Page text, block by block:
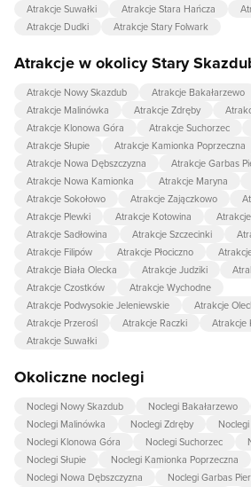
Atrakcje Suwałki
Atrakcje Stara Hańcza
Atrakcje Dudki
Atrakcje Stary Folwark
Atrakcje w okolicy Stary
Atrakcje Nowy Skazdub Atrakcje Bakałarzewo
Atrakcje Malinówka
Atrakcje Zdręby
Atrakcje Klonowa Góra
Atrakcje Suchorzec
Atrakcje Słupie
Atrakcje Kamionka Poprzeczna
Atrakcje Nowa Dębszczyzna
Atrakcje Garbas
Atrakcje Nowa Kamionka
Atrakcje Maryna
Atrakcje Sokołowo
Atrakcje Zajączkowo
Atrakcje Plewki
Atrakcje Kotowina
Atrakcje Sadłowina
Atrakcje Szczecinki
Atrakcje Filipów
Atrakcje Płociczno
Atrakcje Biała Olecka
Atrakcje Judziki
Atrakcje Czostków
Atrakcje Wychodne
Atrakcje Podwysokie Jeleniewskie
Atrakcje
Atrakcje Przerośl
Atrakcje Raczki
Atrakcje
Atrakcje Suwałki
Okoliczne noclegi
Noclegi Nowy Skazdub Noclegi Bakałarzewo
Noclegi Malinówka
Noclegi Zdręby
Noclegi Klonowa Góra
Noclegi Suchorzec
Noclegi Słupie
Noclegi Kamionka Poprzeczna
Noclegi Nowa Dębszczyzna
Noclegi Garbas